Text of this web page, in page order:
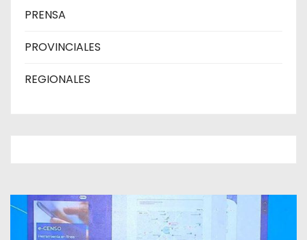
PRENSA
PROVINCIALES
REGIONALES